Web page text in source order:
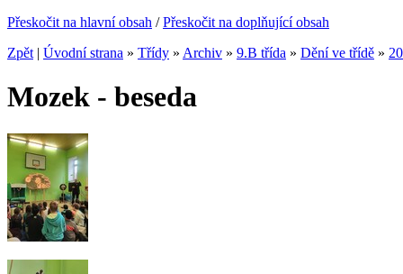
Přeskočit na hlavní obsah /Přeskočit na doplňující obsah
Zpět | Úvodní strana » Třídy » Archiv » 9.B třída » Dění ve třídě »
Mozek - beseda